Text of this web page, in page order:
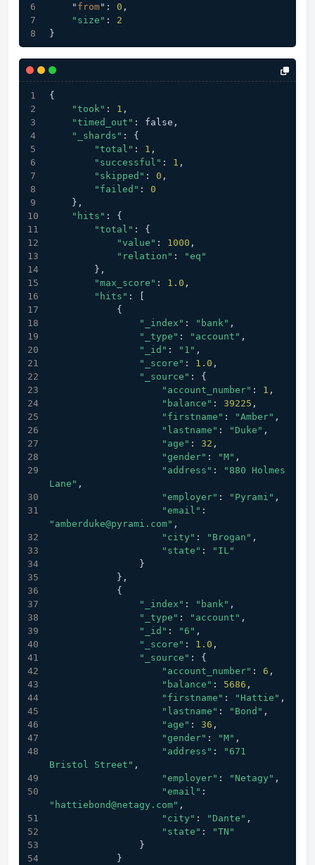
    "
from": 0 ,
"size" : 2
}
{
"took" : 1 ,
"timed_out" : false,
"_shards" : {
"total" : 1 ,
"successful" : 1 ,
"skipped" : 0 ,
"failed" : 0
    },
"hits" : {
"total" : {
"value" : 1000 ,
"relation" :
"eq"
        },
"max_score" : 1.0 ,
"hits" : [
            {
"_index" : "bank" ,
"_type" : "account" ,
"_id" : "1" ,
"_score" : 1.0 ,
"_source" : {
"account_number" : 1 ,
"balance" : 39225 ,
"firstname" : "Amber" ,
"lastname" : "Duke" ,
"age" : 32 ,
"gender" : "M" ,
"address" :
"880 Holmes
Lane" ,
"employer" : "Pyrami" ,
"email"
"amberduke@pyrami.com" ,
"city" : "Brogan" ,
"state" :
"IL"
                }
            },
            {
"_index" : "bank" ,
"_type" : "account" ,
"_id" : "6" ,
"_score" : 1.0 ,
"_source" : {
"account_number" : 6 ,
"balance" : 5686 ,
"firstname" : "Hattie" ,
"lastname" : "Bond" ,
"age" : 36 ,
"gender" : "M" ,
"address" :
"671
Bristol Street" ,
"employer" : "Netagy" ,
"email"
"hattiebond@netagy.com" ,
"city" : "Dante" ,
"state" :
"TN"
                }
            }